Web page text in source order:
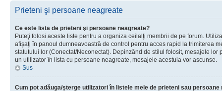
Prieteni şi persoane neagreate
Ce este lista de prieteni şi persoane neagreate?
Puteţi folosi aceste liste pentru a organiza ceilalţi membrii de pe forum.
afişaţi în panoul dumneavoastră de control pentru acces rapid la trimiterea
statutului lor (Conectat/Neconectat). Depinzând de stilul folosit, mesajele lor
un utilizator în lista cu persoane neagreate, mesajele acestuia vor ascunse.
Sus
Cum pot adăuga/şterge utilizatori în listele mele de prieteni sau persoane